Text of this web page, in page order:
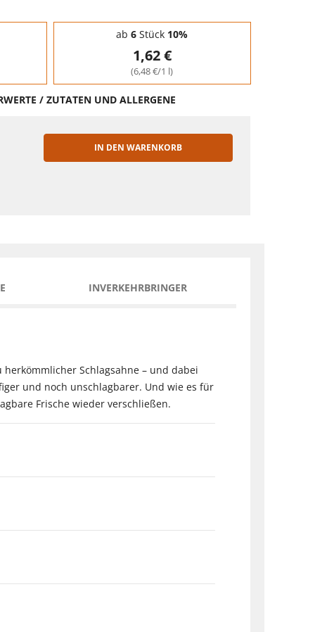
ab 6 Stück 10%
1,62 €
(6,48 €/1 l)
/ ZUTATEN UND ALLERGENE
IN DEN WARENKORB
INVERKEHRBRINGER
Schlagsahne – und dabei
und noch unschlagbarer. Und wie es für
Frische wieder verschließen.